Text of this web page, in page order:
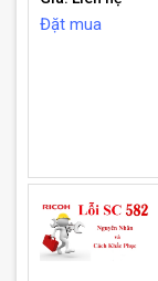
Đặt mua